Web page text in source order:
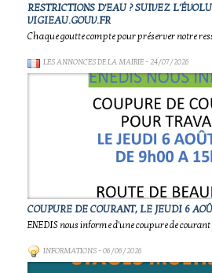
RESTRICTIONS D'EAU ? SUIVEZ
VIGIEAU.GOUV.FR
Chaque goutte compte pour préserver notre
LES ANNONCES DE LA MAIRIE- 24/07/2026
COUPURE DE COURANT, LE JEUDI 6
ENEDIS nous informe d'une coupure de
INFORMATIONS- 06/06/2026